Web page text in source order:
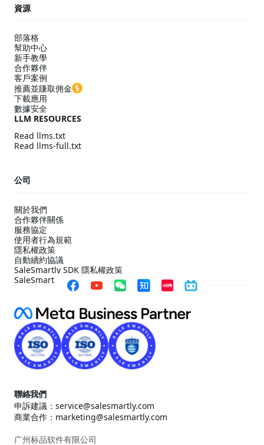
資源
部落格
幫助中心
新手教學
合作夥伴
客戶案例
推薦並賺取佣金
下載應用
數據安全
LLM RESOURCES
Read llms.txt
Read llms-full.txt
公司
關於我們
合作夥伴關係
服務協定
使用者行為規範
隱私權政策
自動續約協議
SaleSmartly SDK 隱私權政策
SaleSmartly SDK 合規配置指引
聯絡我們
申訴建議：service@salesmartly.com
商業合作：marketing@salesmartly.com
广州标品软件有限公司